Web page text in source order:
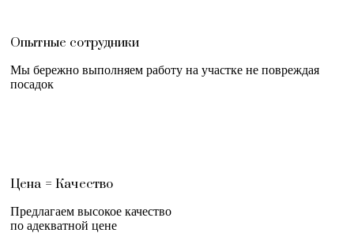
Опытные сотрудники
Мы бережно выполняем работу на участке не повреждая
посадок
Цена = Качество
Предлагаем высокое качество
по адекватной цене